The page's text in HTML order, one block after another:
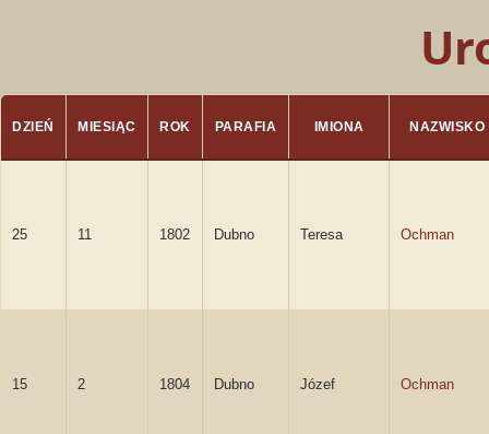
DZIEŃ MIESIĄC ROK PARAFIA IMIONA NAZWISKO
25 11 1802 Dubno Teresa Ochman
15 2 1804 Dubno Józef Ochman